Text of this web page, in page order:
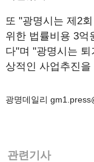
또 "광명시는 제2
위한 법률비용 3억
다"며 "광명시는
상적인 사업추진
광명데일리
관련기사